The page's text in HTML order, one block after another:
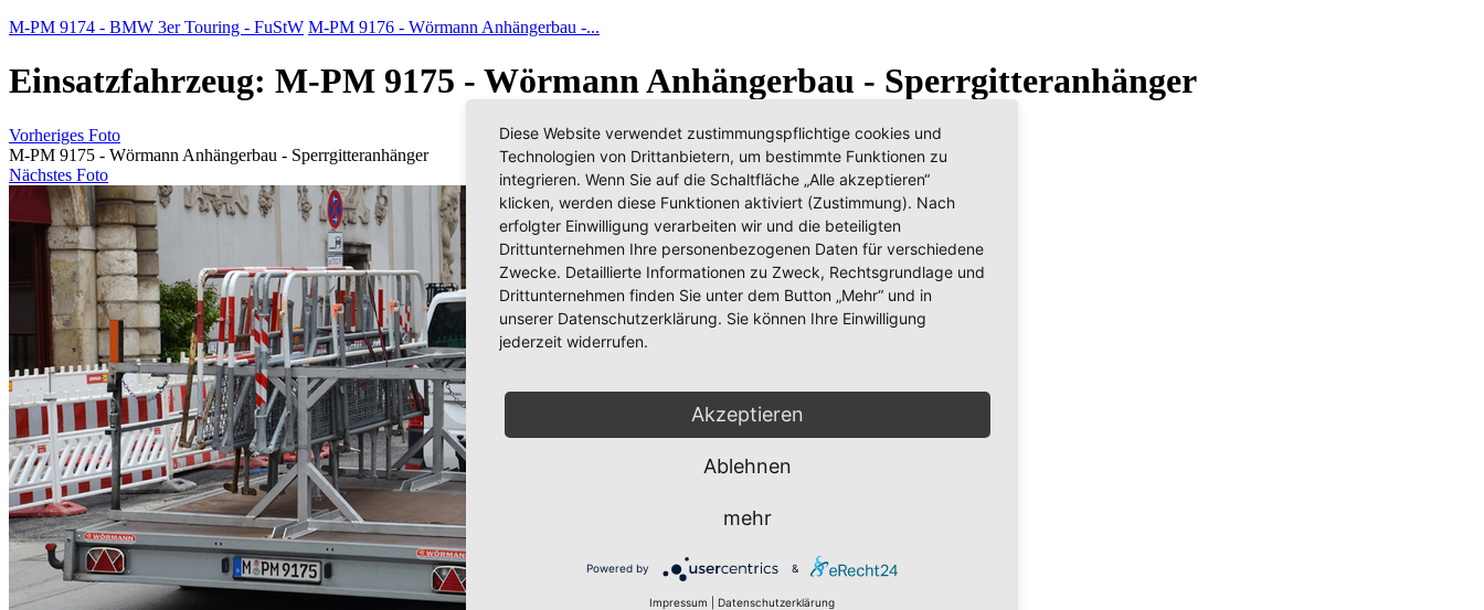
M-PM 9174 - BMW 3er Touring - FuStW M-PM 9176 - Wörmann Anhängerbau -...
Einsatzfahrzeug: M-PM 9175 - Wörmann Anhängerbau - Sperrgitteranhänger
Vorheriges Foto
M-PM 9175 - Wörmann Anhängerbau - Sperrgitteranhänger
Nächstes Foto
Diese Website verwendet zustimmungspflichtige cookies und
Technologien von Drittanbietern, um bestimmte Funktionen zu
integrieren. Wenn Sie auf die Schaltfläche „Alle akzeptieren“
klicken, werden diese Funktionen aktiviert (Zustimmung). Nach
erfolgter Einwilligung verarbeiten wir und die beteiligten
Drittunternehmen Ihre personenbezogenen Daten für verschiedene
Zwecke. Detaillierte Informationen zu Zweck, Rechtsgrundlage und
Drittunternehmen finden Sie unter dem Button „Mehr“ und in
unserer Datenschutzerklärung. Sie können Ihre Einwilligung
jederzeit widerrufen.
Akzeptieren
Ablehnen
mehr
Powered by &
Impressum Datenschutzerklärung